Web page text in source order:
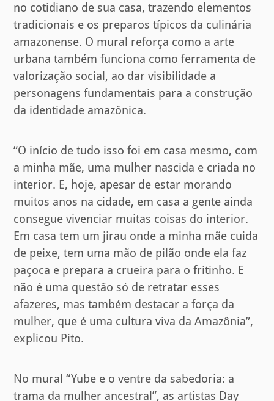
no cotidiano de sua casa, trazendo elementos
tradicionais e os preparos típicos da culinária
amazonense. O mural reforça como a arte
urbana também funciona como ferramenta de
valorização social, ao dar visibilidade a
personagens fundamentais para a construção
da identidade amazônica.
“O início de tudo isso foi em casa mesmo, com
a minha mãe, uma mulher nascida e criada no
interior. E, hoje, apesar de estar morando
muitos anos na cidade, em casa a gente ainda
consegue vivenciar muitas coisas do interior.
Em casa tem um jirau onde a minha mãe cuida
de peixe, tem uma mão de pilão onde ela faz
paçoca e prepara a crueira para o fritinho. E
não é uma questão só de retratar esses
afazeres, mas também destacar a força da
mulher, que é uma cultura viva da Amazônia”,
explicou Pito.
No mural “Yube e o ventre da sabedoria: a
trama da mulher ancestral”, as artistas Day